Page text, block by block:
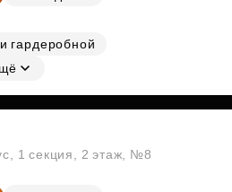
гардеробной
1 секция, 2 этаж, №8